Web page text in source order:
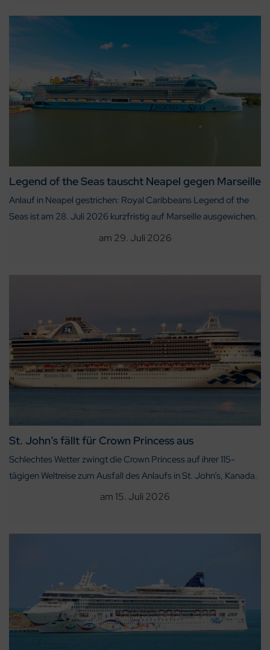
Legend of the Seas tauscht Neapel gegen Marseille
Anlauf in Neapel gestrichen: Royal Caribbeans Legend of the
Seas ist am 28. Juli 2026 kurzfristig auf Marseille ausgewichen.
am 29. Juli 2026
St. John’s fällt für Crown Princess aus
Schlechtes Wetter zwingt die Crown Princess auf ihrer 115-
tägigen Weltreise zum Ausfall des Anlaufs in St. John’s, Kanada.
am15. Juli 2026